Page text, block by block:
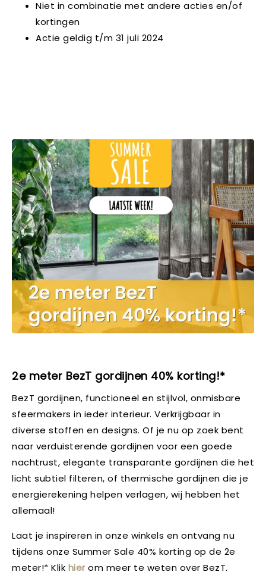
Niet in combinatie met andere acties en/of
kortingen
Actie geldig t/m 31 juli 2024
2e meter BezT gordijnen 40% korting!*
BezT gordijnen, functioneel en stijlvol, onmisbare
sfeermakers in ieder interieur. Verkrijgbaar in
diverse stoffen en designs. Of je nu op zoek bent
naar verduisterende gordijnen voor een goede
nachtrust, elegante transparante gordijnen die het
licht subtiel filteren, of thermische gordijnen die je
energierekening helpen verlagen, wij hebben het
allemaal!
Laat je inspireren in onze winkels en ontvang nu
tijdens onze Summer Sale 40% korting op de 2e
meter!* Klik hierom meer te weten over BezT.